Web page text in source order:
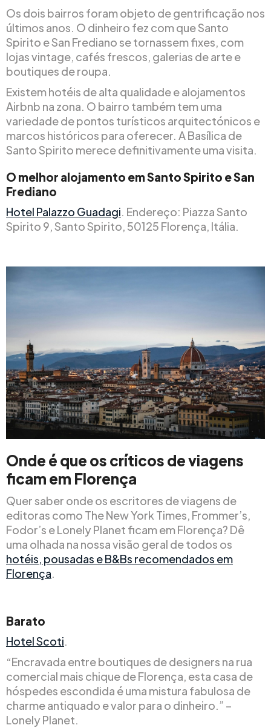
Os dois bairros foram objeto de gentrificação nos
últimos anos. O dinheiro fez com que Santo
Spirito e San Frediano se tornassem fixes, com
lojas vintage, cafés frescos, galerias de arte e
boutiques de roupa.
Existem hotéis de alta qualidade e alojamentos
Airbnb na zona. O bairro também tem uma
variedade de pontos turísticos arquitectónicos e
marcos históricos para oferecer. A Basílica de
Santo Spirito merece definitivamente uma visita.
O melhor alojamento em Santo Spirito e San
Frediano
Hotel Palazzo Guadagi. Endereço: Piazza Santo
Spirito 9, Santo Spirito, 50125 Florença, Itália.
Onde é que os críticos de viagens
ficam em Florença
Quer saber onde os escritores de viagens de
editoras como The New York Times, Frommer’s,
Fodor’s e Lonely Planet ficam em Florença? Dê
uma olhada na nossa visão geral de todos os
hotéis, pousadas e B&Bs recomendados em
Florença.
Barato
Hotel Scoti.
“Encravada entre boutiques de designers na rua
comercial mais chique de Florença, esta casa de
hóspedes escondida é uma mistura fabulosa de
charme antiquado e valor para o dinheiro.” –
Lonely Planet.